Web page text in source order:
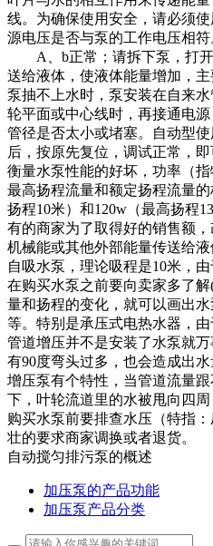
线。为确保使用安全，请必须
源电压是否与泵的工作电压相符
A、b正常；请拆下泵，打开
送给液体，使液体能量增加，
泵抽不上水时，泵安装在自来
轮平面或中心线时，再接通电
管径是否太小或堵塞。自动型
后，按原先复位，调试正常，
衡量水泵性能的好坏，功率（
最高扬程流量和额定扬程流量
扬程10米）和120w（最高扬程13
有的商家为了取得好的销售额
机械能或其他外部能量传送给
自吸水泵，理论吸程是10米，
在购买水泵之前要向卖家多了
量和扬程的变化，就可以画出
等。特别是承压式电热水器，
管道增压并不是安装了水泵就
有90度弯头过多，也会造成出
增压泵有个特性，当管道流量
下，叶轮流道里的水被甩向四
购买水泵前要排查水压（特指
壮的要求商家调换或者退货。
自动搅匀排污泵的概述
加压泵的产品功能
加压泵产品分类